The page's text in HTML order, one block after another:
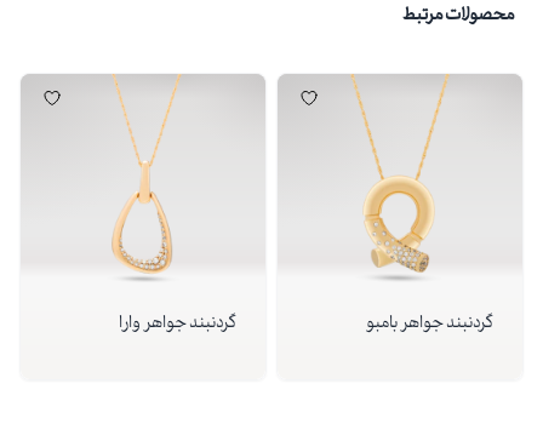
محصولات مرتبط
گردنبند جواهر بامبو گردنبند جواهر وارا